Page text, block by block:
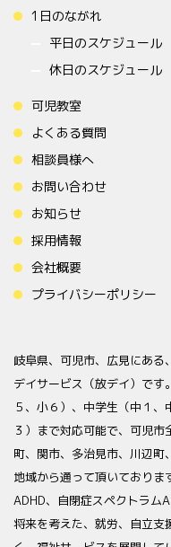
1日のながれ
平日のスケジュール
休日のスケジュール
可児教室
よくある質問
相談員様へ
お問い合わせ
お知らせ
採用情報
会社概要
プライバシーポリシー
岐阜県、可児市、広見にあ
デイサービス（放デイ）で
５、小６）、中学生（中１
３）まで対応可能で、可児
町、関市、多治見市、川辺町
地域から通って頂いておりま
ADHD、自閉症スペクトラム
将来を考えた、就労、自立支